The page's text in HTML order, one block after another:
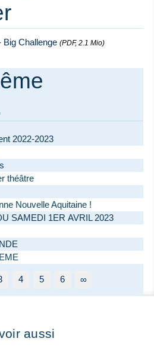
Big Challenge (PDF, 2.1 Mio)
2022-2023
théâtre
Nouvelle Aquitaine !
SAMEDI 1ER AVRIL 2023
4 5 6 ∞
aussi